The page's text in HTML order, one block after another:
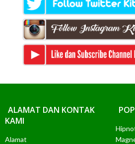
ALAMAT DAN KONTAK
KAMI
Alamat